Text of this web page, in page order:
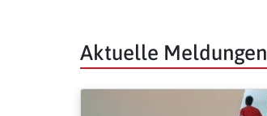
Aktuelle Meldungen